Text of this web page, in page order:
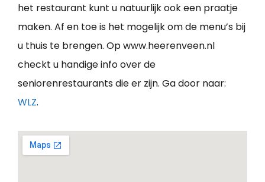
het restaurant kunt u natuurlijk ook een praatje
maken. Af en toe is het mogelijk om de menu’s bij
u thuis te brengen. Op www.heerenveen.nl
checkt u handige info over de
seniorenrestaurants die er zijn. Ga door naar:
WLZ.